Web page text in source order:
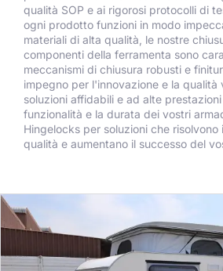
qualità SOP e ai rigorosi protocolli di
ogni prodotto funzioni in modo
materiali di alta qualità, le nostre
componenti della ferramenta sono
meccanismi di chiusura robusti e
impegno per l'innovazione e la qualità
soluzioni affidabili e ad alte
funzionalità e la durata dei vostri
Hingelocks per soluzioni che
qualità e aumentano il successo del